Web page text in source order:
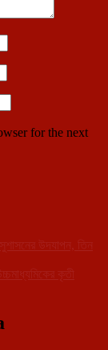
for the next
সুশাসনের উদযাপন, তিন
কৃতী